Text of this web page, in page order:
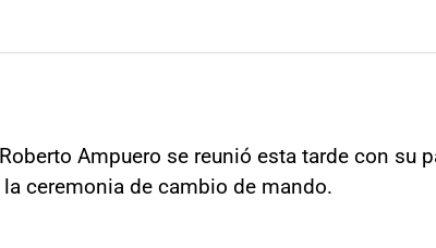
Ampuero se reunió esta tarde con su
ceremonia de cambio de mando.